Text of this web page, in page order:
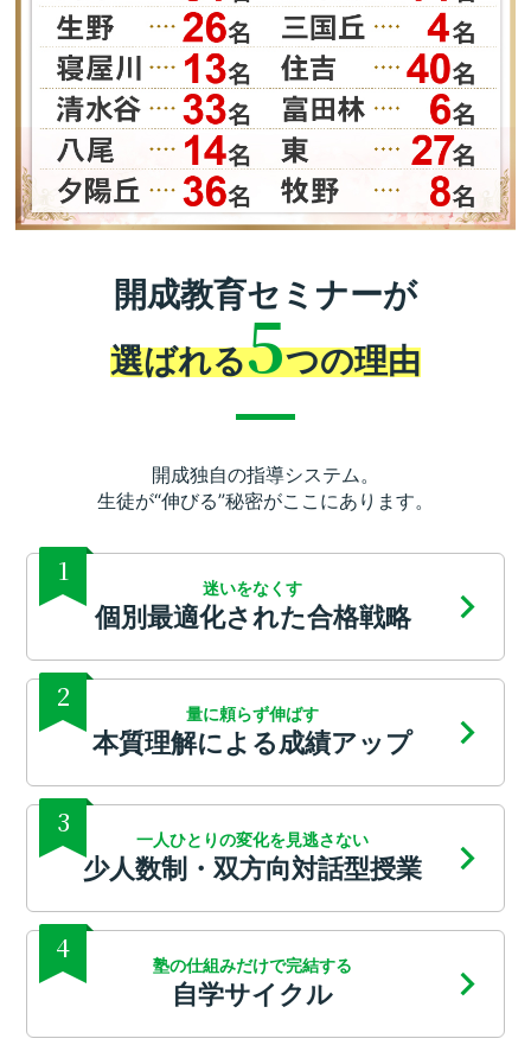
開成教育セミナーが
選ばれる5つの理由
開成独自の指導システム。
生徒が“伸びる”秘密がここにあります。
1
迷いをなくす
個別最適化された合格戦略
2
量に頼らず伸ばす
本質理解による成績アップ
3
一人ひとりの変化を見逃さない
少人数制・双方向対話型授業
4
塾の仕組みだけで完結する
自学サイクル